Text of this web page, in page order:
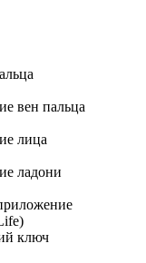
вен пальца
лица
ладони
ключ